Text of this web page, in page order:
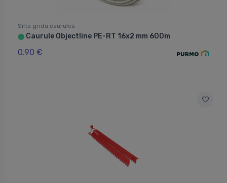
Silto grīdu caurules
⬤ Caurule Objectline PE-RT 16x2 mm 600m
0.90 €